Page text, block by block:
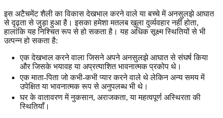
इस अटैचमेंट शैली का विकास देखभाल करने वाले या बच्चे में अनसुलझे आघात
से दृढ़ता से जुड़ा हुआ है। इसका हमेशा मतलब खुला दुर्व्यवहार नहीं होता,
हालांकि यह निश्चित रूप से हो सकता है। यह अधिक सूक्ष्म स्थितियों से भी
उत्पन्न हो सकता है:
एक देखभाल करने वाला जिसने अपने अनसुलझे आघात से संघर्ष किया
और जिसके भयावह या अप्रत्याशित भावनात्मक प्रकोप थे।
एक माता-पिता जो कभी-कभी प्यार करने वाले थे लेकिन अन्य समय में
उपेक्षित या भावनात्मक रूप से अनुपलब्ध भी थे।
घर के वातावरण में नुकसान, अराजकता, या महत्वपूर्ण अस्थिरता की
स्थितियाँ।